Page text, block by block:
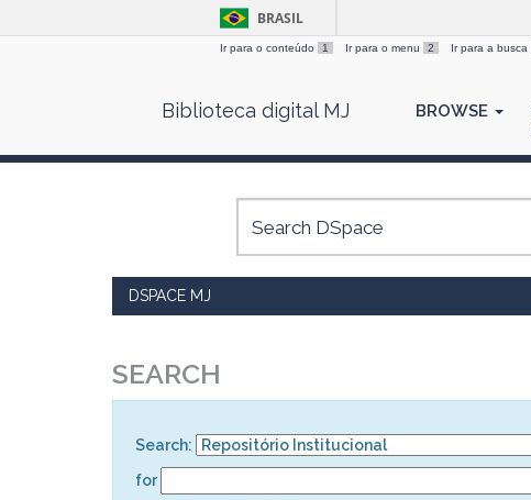
BRASIL
Ir para o conteúdo 1 Ir para o menu 2 Ir para a busca
Biblioteca digital MJ BROWSE
DSPACE MJ
SEARCH
Search:
for